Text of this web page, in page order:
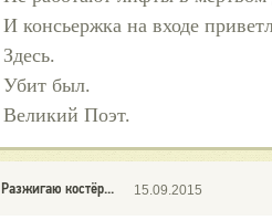
И консьержка на входе
Здесь.
Убит был.
Великий Поэт.
Разжигаю костёр... 15.09.2015